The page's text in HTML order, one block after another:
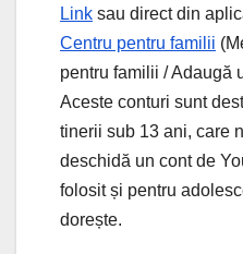
Link sau direct din
Centru pentru familii
pentru familii / Adaugă
Aceste conturi sunt
tinerii sub 13 ani, care
deschidă un cont de
folosit și pentru
dorește.